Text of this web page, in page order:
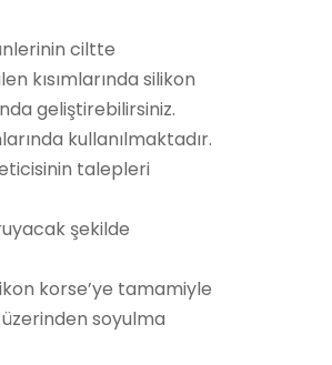
ciltte
kısımlarında silikon
geliştirebilirsiniz.
kullanılmaktadır.
talepleri
şekilde
korse’ye tamamiyle
soyulma